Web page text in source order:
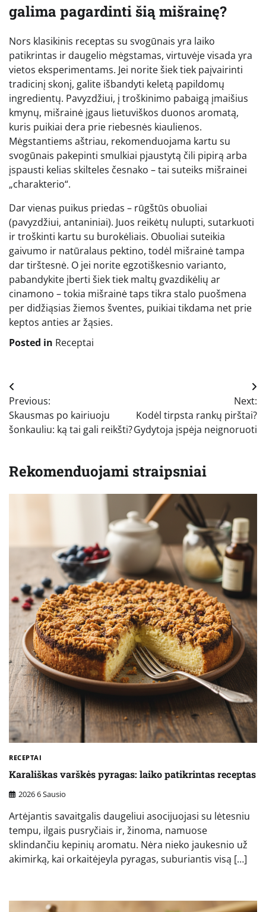
galima pagardinti šią mišrainę?
Nors klasikinis receptas su svogūnais yra laiko
patikrintas ir daugelio mėgstamas, virtuvėje visada yra
vietos eksperimentams. Jei norite šiek tiek paįvairinti
tradicinį skonį, galite išbandyti keletą papildomų
ingredientų. Pavyzdžiui, į troškinimo pabaigą įmaišius
kmynų, mišrainė įgaus lietuviškos duonos aromatą,
kuris puikiai dera prie riebesnės kiaulienos.
Mėgstantiems aštriau, rekomenduojama kartu su
svogūnais pakepinti smulkiai pjaustytą čili pipirą arba
įspausti kelias skilteles česnako – tai suteiks mišrainei
„charakterio“.
Dar vienas puikus priedas – rūgštūs obuoliai
(pavyzdžiui, antaniniai). Juos reikėtų nulupti, sutarkuoti
ir troškinti kartu su burokėliais. Obuoliai suteikia
gaivumo ir natūralaus pektino, todėl mišrainė tampa
dar tirštesnė. O jei norite egzotiškesnio varianto,
pabandykite įberti šiek tiek maltų gvazdikėlių ar
cinamono – tokia mišrainė taps tikra stalo puošmena
per didžiąsias žiemos šventes, puikiai tikdama net prie
keptos anties ar žąsies.
Posted in Receptai
Navigacija
tarp
įrašų
Previous:
Skausmas po kairiuoju
šonkauliu: ką tai gali reikšti?
Next:
Kodėl tirpsta rankų pirštai?
Gydytoja įspėja neignoruoti
Rekomenduojami straipsniai
RECEPTAI
Karališkas varškės pyragas: laiko patikrintas receptas
2026 6 Sausio
Artėjantis savaitgalis daugeliui asocijuojasi su lėtesniu
tempu, ilgais pusryčiais ir, žinoma, namuose
sklindančiu kepinių aromatu. Nėra nieko jaukesnio už
akimirką, kai orkaitėjeyla pyragas, suburiantis visą […]